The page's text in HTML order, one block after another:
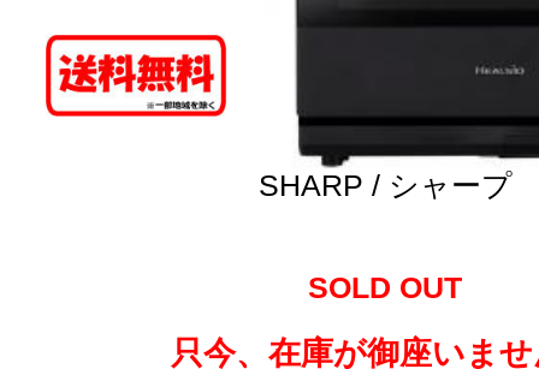
SHARP / シャープ
SOLD OUT
只今、在庫が御座いま